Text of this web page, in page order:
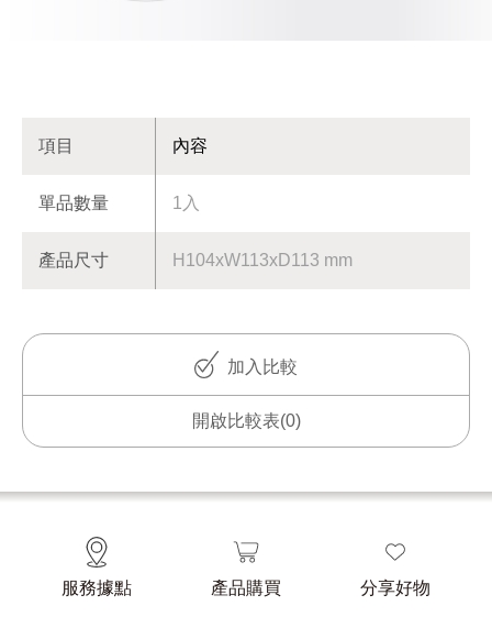
項目 內容
單品數量 1入
產品尺寸 H104xW113xD113 mm
加入比較
開啟比較表(0)
服務據點 產品購買 分享好物